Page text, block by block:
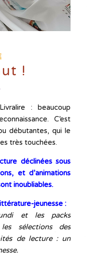
!
: beaucoup
C’est
débutantes, qui le
très touchées.
déclinées sous
et d’animations
inoubliables.
jeunesse :
et les packs
sélections des
de lecture : un